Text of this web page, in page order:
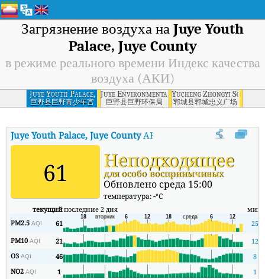
Загрязнение воздуха на Juye Youth
Palace, Juye County
в режиме реального времени Индекс качества
воздуха (АКИ)
Juye Youth Palace,
Juye County
巨野县巨野青少年宫
Juye Environmental Protection Agency, Juye
巨野县巨野环保局
Yucheng Zhongyi Square,
郓城县郓城忠义广场
Juye Youth Palace, Juye CountyАКИ В режиме реального
61 Неподходящее
для особо восприимчивых
Обновлено среда 15:00
температура:-°C
текущийпоследние 2 дня мин
PM2.5AQI 61
25
PM10AQI 21
12
O3AQI 46
8
NO2AQI 1
1